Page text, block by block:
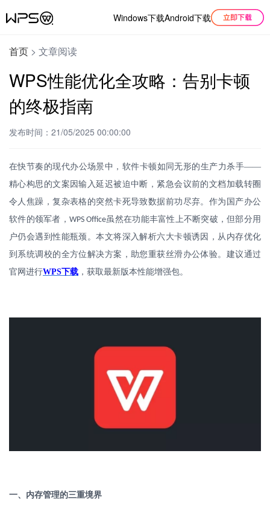
Windows下载Android下载
首页 > 文章阅读
WPS性能优化全攻略：告别卡顿
的终极指南
发布时间：21/05/2025 00:00:00
在快节奏的现代办公场景中，软件卡顿如同无形的生产力杀手——
精心构思的文案因输入延迟被迫中断，紧急会议前的文档加载转圈
令人焦躁，复杂表格的突然卡死导致数据前功尽弃。作为国产办公
软件的领军者， WPS Office虽然在功能丰富性上不断突破，但部分用
户仍会遇到性能瓶颈。本文将深入解析六大卡顿诱因，从内存优化
到系统调校的全方位解决方案，助您重获丝滑办公体验。建议通过
官网进行WPS下载 ，获取最新版本性能增强包。
一、内存管理的三重境界